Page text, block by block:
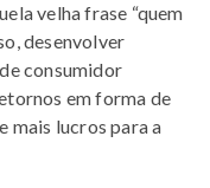
velha frase “quem
desenvolver
consumidor
em forma de
mais lucros para a